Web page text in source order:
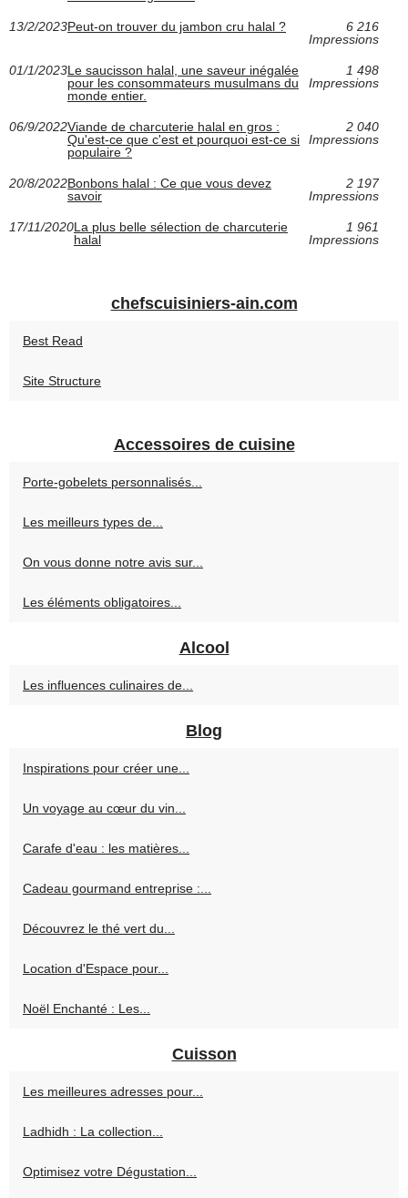
13/2/2023Peut-on trouver du jambon cru halal ?
6 216
Impressions
01/1/2023Le saucisson halal, une saveur inégalée
pour les consommateurs musulmans du
monde entier.
1 498
Impressions
06/9/2022Viande de charcuterie halal en gros :
Qu'est-ce que c'est et pourquoi est-ce si
populaire ?
2 040
Impressions
20/8/2022Bonbons halal : Ce que vous devez
savoir
2 197
Impressions
17/11/2020La plus belle sélection de charcuterie
halal
1 961
Impressions
chefscuisiniers-ain.com
Best Read
Site Structure
Accessoires de cuisine
Porte-gobelets personnalisés...
Les meilleurs types de...
On vous donne notre avis sur...
Les éléments obligatoires...
Alcool
Les influences culinaires de...
Blog
Inspirations pour créer une...
Un voyage au cœur du vin...
Carafe d'eau : les matières...
Cadeau gourmand entreprise :...
Découvrez le thé vert du...
Location d'Espace pour...
Noël Enchanté : Les...
Cuisson
Les meilleures adresses pour...
Ladhidh : La collection...
Optimisez votre Dégustation...